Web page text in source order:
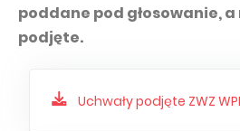
WP Media
Invia Group
Raporty okresowe
Raporty zintegrowane
Prezentacje finansowe
poddane pod głosowanie, a
podjęte.
Uchwały podjęte ZWZ